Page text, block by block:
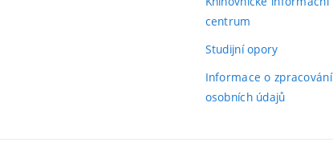
centrum
Studijní opory(externí
Informace o zpracování
osobních údajů(externí